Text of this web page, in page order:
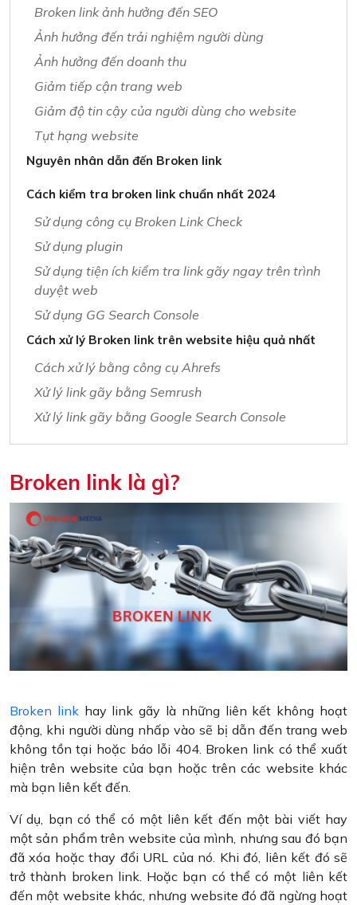
Broken link ảnh hưởng đến SEO
Ảnh hưởng đến trải nghiệm người dùng
Ảnh hưởng đến doanh thu
Giảm tiếp cận trang web
Giảm độ tin cậy của người dùng cho website
Tụt hạng website
Nguyên nhân dẫn đến Broken link
Cách kiểm tra broken link chuẩn nhất 2024
Sử dụng công cụ Broken Link Check
Sử dụng plugin
Sử dụng tiện ích kiểm tra link gãy ngay trên trình
duyệt web
Sử dụng GG Search Console
Cách xử lý Broken link trên website hiệu quả nhất
Cách xử lý bằng công cụ Ahrefs
Xử lý link gãy bằng Semrush
Xử lý link gãy bằng Google Search Console
Broken link là gì?
Broken link hay link gãy là những liên kết không hoạt
động, khi người dùng nhấp vào sẽ bị dẫn đến trang web
không tồn tại hoặc báo lỗi 404. Broken link có thể xuất
hiện trên website của bạn hoặc trên các website khác
mà bạn liên kết đến.
Ví dụ, bạn có thể có một liên kết đến một bài viết hay
một sản phẩm trên website của mình, nhưng sau đó bạn
đã xóa hoặc thay đổi URL của nó. Khi đó, liên kết đó sẽ
trở thành broken link. Hoặc bạn có thể có một liên kết
đến một website khác, nhưng website đó đã ngừng hoạt